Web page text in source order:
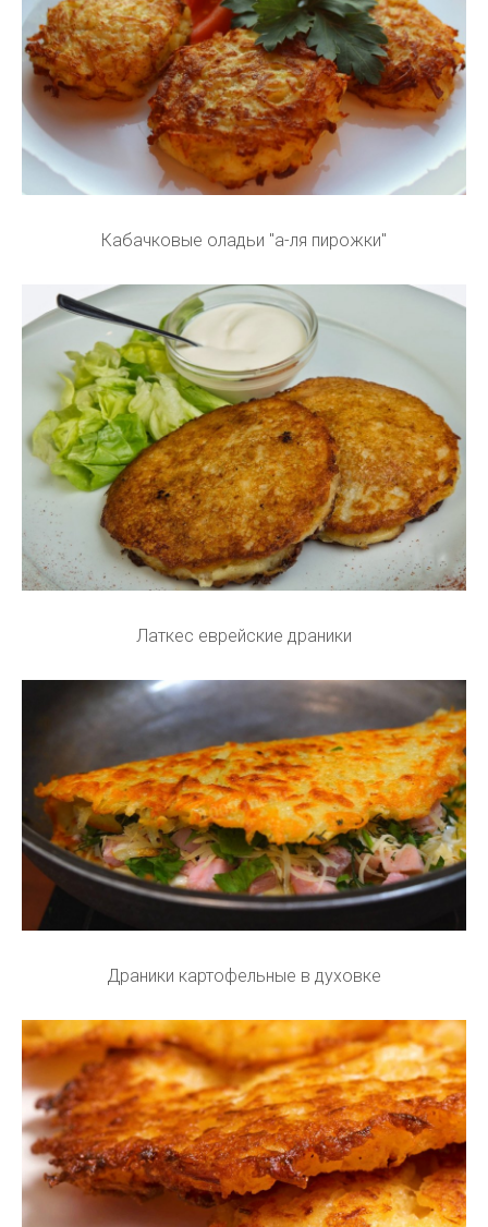
Кабачковые оладьи "а-ля пирожки"
Латкес еврейские драники
Драники картофельные в духовке